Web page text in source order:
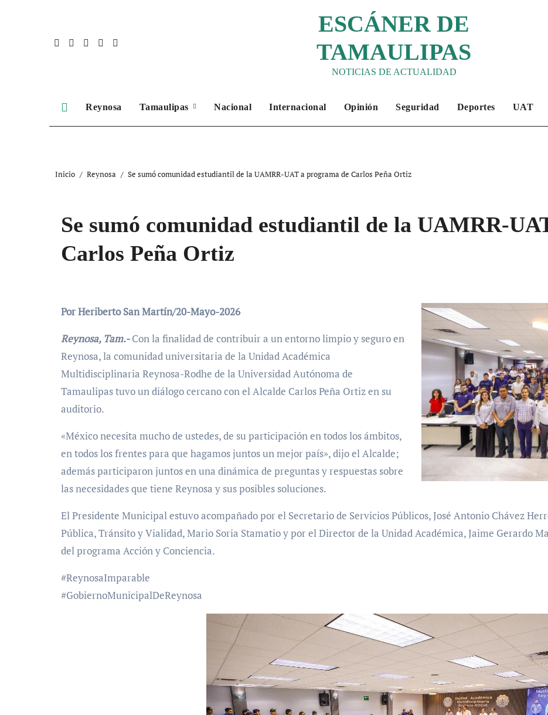
ESCÁNER DE
TAMAULIPAS
NOTICIAS DE ACTUALIDAD
Reynosa Tamaulipas Nacional Internacional Opinión Seguridad Deportes UAT
Inicio Reynosa Se sumó comunidad estudiantil de la UAMRR-UAT a programa de Carlos Peña Ortiz
Se sumó comunidad estudiantil de la UAMRR-
Carlos Peña Ortiz
Por Heriberto San Martín/20-Mayo-2026
Reynosa, Tam.-Con la finalidad de contribuir a un entorno limpio y seguro en
Reynosa, la comunidad universitaria de la Unidad Académica
Multidisciplinaria Reynosa-Rodhe de la Universidad Autónoma de
Tamaulipas tuvo un diálogo cercano con el Alcalde Carlos Peña Ortiz en su
auditorio.
«México necesita mucho de ustedes, de su participación en todos los ámbitos,
en todos los frentes para que hagamos juntos un mejor país», dijo el Alcalde;
además participaron juntos en una dinámica de preguntas y respuestas sobre
las necesidades que tiene Reynosa y sus posibles soluciones.
El Presidente Municipal estuvo acompañado por el Secretario de Servicios Públicos, José Antonio Chávez
Pública, Tránsito y Vialidad, Mario Soria Stamatio y por el Director de la Unidad Académica, Jaime Gerardo
del programa Acción y Conciencia.
#ReynosaImparable
#GobiernoMunicipalDeReynosa